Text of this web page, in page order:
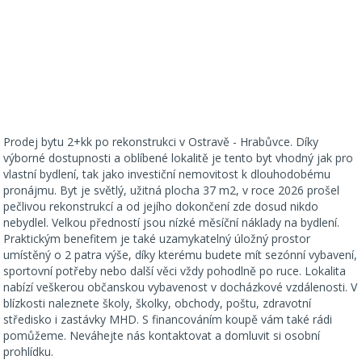
Prodej bytu 2+kk po rekonstrukci v Ostravě - Hrabůvce. Díky
výborné dostupnosti a oblíbené lokalitě je tento byt vhodný jak pro
vlastní bydlení, tak jako investiční nemovitost k dlouhodobému
pronájmu. Byt je světlý, užitná plocha 37 m2, v roce 2026 prošel
pečlivou rekonstrukcí a od jejího dokončení zde dosud nikdo
nebydlel. Velkou předností jsou nízké měsíční náklady na bydlení.
Praktickým benefitem je také uzamykatelný úložný prostor
umístěný o 2 patra výše, díky kterému budete mít sezónní vybavení,
sportovní potřeby nebo další věci vždy pohodlně po ruce. Lokalita
nabízí veškerou občanskou vybavenost v docházkové vzdálenosti. V
blízkosti naleznete školy, školky, obchody, poštu, zdravotní
středisko i zastávky MHD. S financováním koupě vám také rádi
pomůžeme. Neváhejte nás kontaktovat a domluvit si osobní
prohlídku.